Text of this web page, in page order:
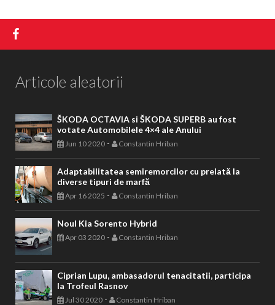
Articole aleatorii
ŠKODA OCTAVIA si ŠKODA SUPERB au fost
votate Automobilele 4×4 ale Anului
Jun 10 2020 - Constantin Hriban
Adaptabilitatea semiremorcilor cu prelată la
diverse tipuri de marfă
Apr 16 2025 - Constantin Hriban
Noul Kia Sorento Hybrid
Apr 03 2020 - Constantin Hriban
Ciprian Lupu, ambasadorul tenacitatii, participa
la Trofeul Rasnov
Jul 30 2020 - Constantin Hriban